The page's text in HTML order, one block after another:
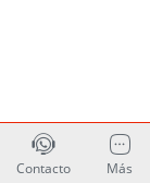
Contacto Más